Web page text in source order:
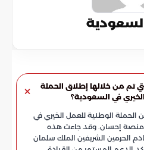
تم من خلالها إطلاق الحملة
في السعودية؟
الوطنية للعمل الخيري في
منصة إحسان. وقد جاءت هذه
الحرمين الشريفين الملك سلمان